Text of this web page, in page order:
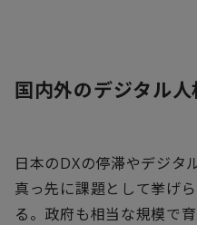
国内外のデジタル
日本のDXの停滞やデジタ
真っ先に課題として挙げ
る。政府も相当な規模で